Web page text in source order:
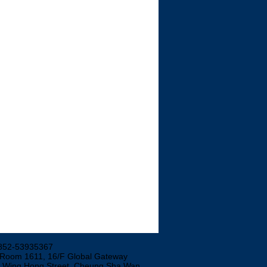
53935367
1611, 16/F Global Gateway